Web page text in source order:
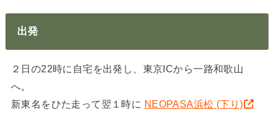
出発
２日の22時に自宅を出発し、東京ICから一路和歌山
へ。
新東名をひた走って翌１時に NEOPASA浜松 (下り)